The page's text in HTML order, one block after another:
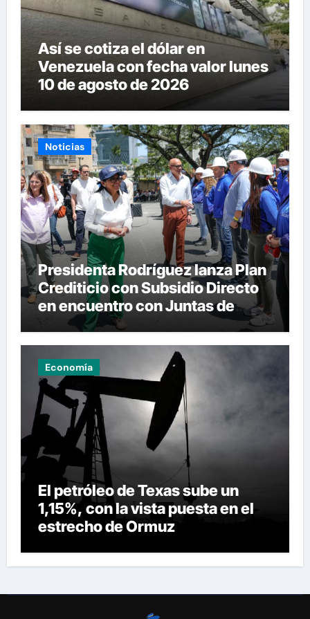
Así se cotiza el dólar en
Venezuela con fecha valor lunes
10 de agosto de 2026
Noticias
Presidenta Rodríguez lanza Plan
Crediticio con Subsidio Directo
en encuentro con Juntas de
Condominio
Economía
El petróleo de Texas sube un
1,15%, con la vista puesta en el
estrecho de Ormuz